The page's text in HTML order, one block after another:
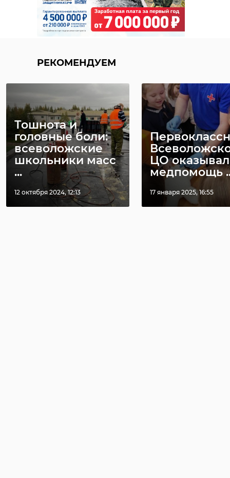
РЕКОМЕНДУЕМ
Тошнота и
головные боли:
всеволожские
школьники масс
...
12 октября 2024, 12:13
ЦО
медпомощь
17 января 2025, 16:55